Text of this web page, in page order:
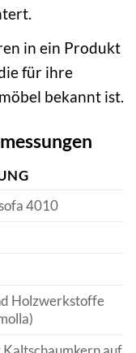
in ein Produkt
für ihre
bekannt ist.
4010
Holzwerkstoffe